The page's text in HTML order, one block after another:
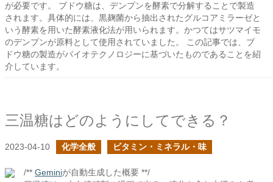
が必要です。 ブドウ糖は、デンプンを酵素で分解することで製造
されます。具体的には、黒麹菌から抽出されたグルコアミラーゼと
いう酵素を用いた酵素液化法が用いられます。かつてはサツマイモ
のデンプンが原料として使用されていました。 この記事では、ブ
ドウ糖の製造がバイオテクノロジーに基づいたものであることを紹
介しています。
三温糖はどのようにしてできる？
2023-04-10 化学全般 ビタミン・ミネラル・味
/** Geminiが自動生成した概要 **/